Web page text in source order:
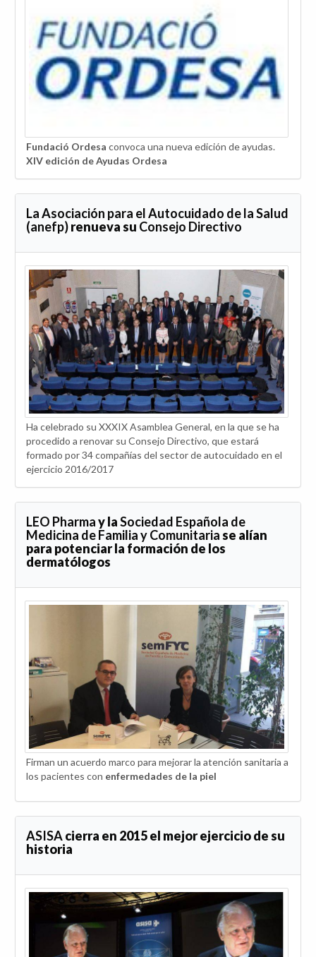
Fundació Ordesa convoca una nueva edición de ayudas.
XIV edición de Ayudas Ordesa
La Asociación para el Autocuidado de la Salud
(anefp)renueva su Consejo Directivo
Ha celebrado su XXXIX Asamblea General, en la que se ha
procedido a renovar su Consejo Directivo, que estará
formado por 34 compañías del sector de autocuidado en el
ejercicio 2016/2017
LEO Pharmay laSociedad Española de
Medicina de Familia y Comunitariase alían
para potenciar la formación de los
dermatólogos
Firman un acuerdo marco para mejorar la atención sanitaria a
los pacientes con enfermedades de la piel
ASISAcierra en 2015 el mejor ejercicio de su
historia